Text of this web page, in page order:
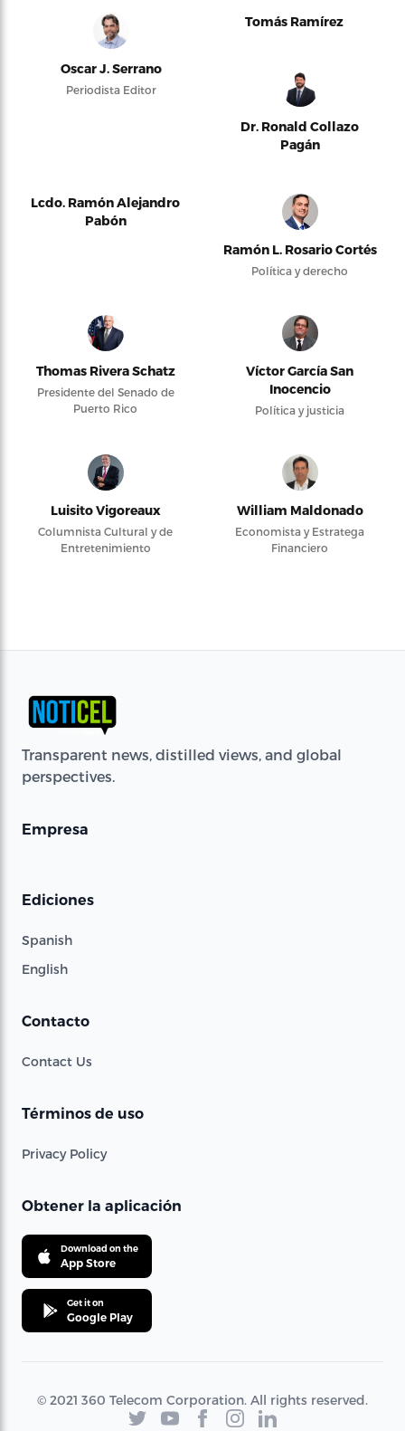
Oscar J. Serrano
Periodista Editor
Tomás Ramírez
Dr. Ronald Collazo
Pagán
Lcdo. Ramón Alejandro
Pabón
Ramón L. Rosario Cortés
Política y derecho
Thomas Rivera Schatz
Presidente del Senado de
Puerto Rico
Víctor García San
Inocencio
Política y justicia
Luisito Vigoreaux
Columnista Cultural y de
Entretenimiento
William Maldonado
Economista y Estratega
Financiero
Transparent news, distilled views, and global
perspectives.
Empresa
Ediciones
Spanish
English
Contacto
Contact Us
Términos de uso
Privacy Policy
Obtener la aplicación
Download on the
App Store
Get it on
Google Play
© 2021 360 Telecom Corporation. All rights reserved.